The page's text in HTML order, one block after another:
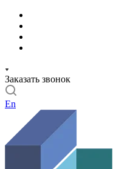
Заказать звонок
En